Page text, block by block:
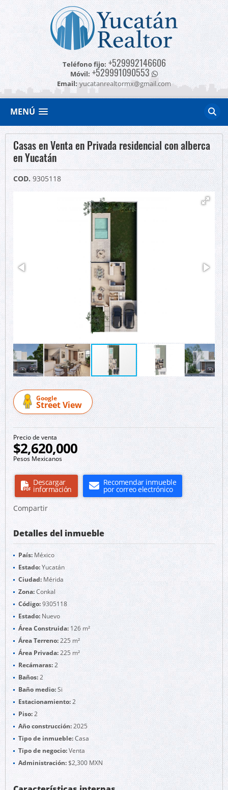
Teléfono fijo: +529992146606
Móvil: +529991090553
Email: yucatanrealtormx@gmail.com
MENÚ
Casas en Venta en Privada residencial con alberca
en Yucatán
COD. 9305118
Google
Street View
Precio de venta
$2,620,000
Pesos Mexicanos
Descargar
información
Recomendar inmueble
por correo electrónico
Compartir
Detalles del inmueble
País: México
Estado:Yucatán
Ciudad: Mérida
Zona:Conkal
Código:9305118
Estado:Nuevo
Área Construida:126 m²
Área Terreno:225 m²
Área Privada:225 m²
Recámaras:2
Baños:2
Baño medio:Si
Estacionamiento:2
Piso:2
Año construcción:2025
Tipo de inmueble:Casa
Tipo de negocio:Venta
Administración:$2,300 MXN